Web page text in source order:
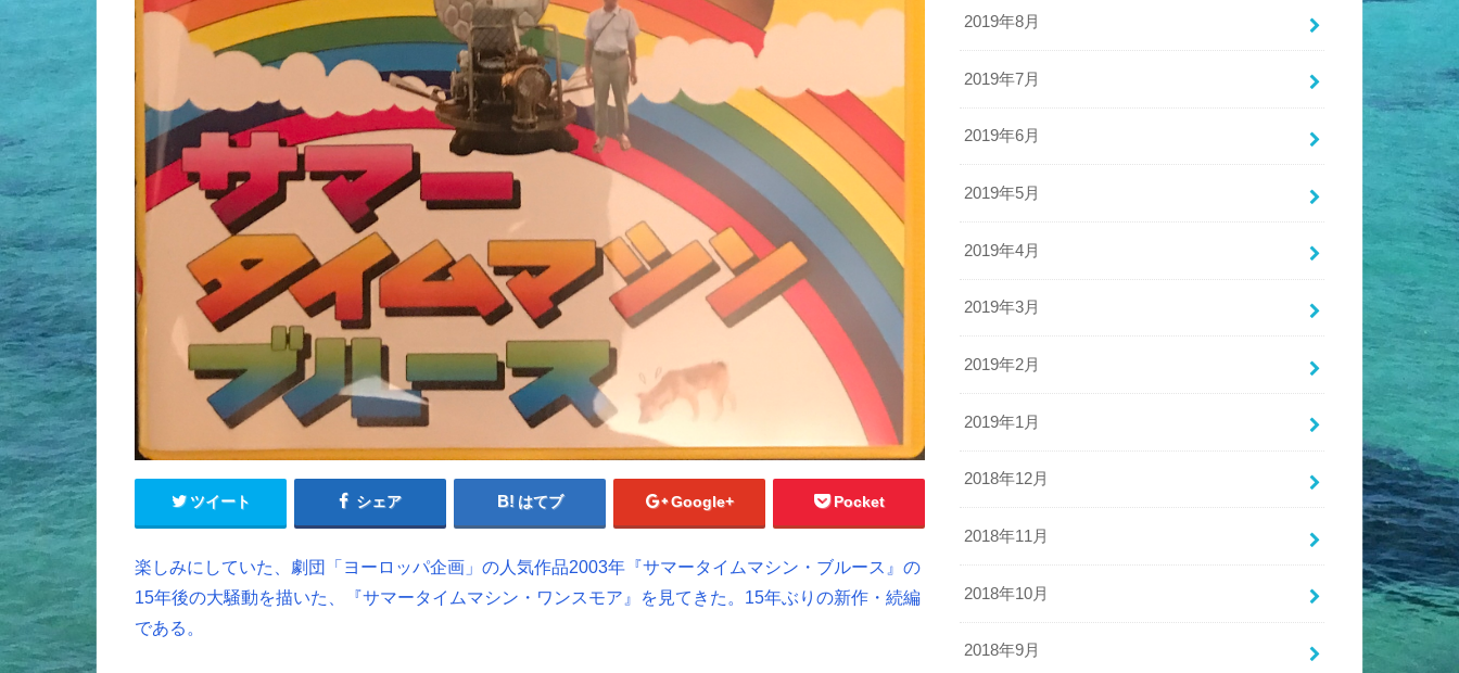
ツイート シェア はてブ Google+ Pocket
楽しみにしていた、劇団「ヨーロッパ企画」の人気作品2003年『サマータイムマシン・ブルース』の
15年後の大騒動を描いた、『サマータイムマシン・ワンスモア』を見てきた。15年ぶりの新作・続編
である。
2019年8月
2019年7月
2019年6月
2019年5月
2019年4月
2019年3月
2019年2月
2019年1月
2018年12月
2018年11月
2018年10月
2018年9月